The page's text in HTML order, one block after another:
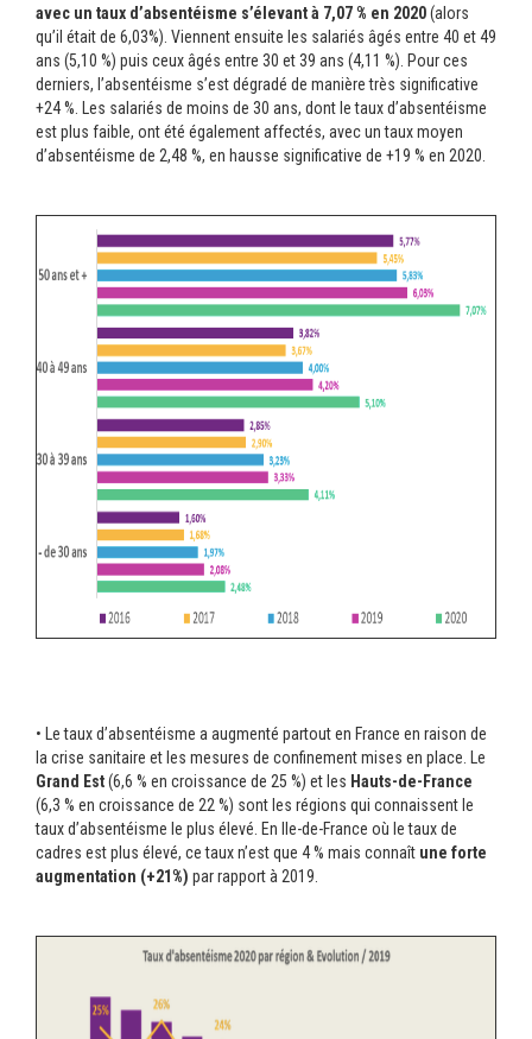
avec un taux d’absentéisme s’élevant à 7,07 % en 2020(alors
qu’il était de 6,03%). Viennent ensuite les salariés âgés entre 40 et 49
ans (5,10 %) puis ceux âgés entre 30 et 39 ans (4,11 %). Pour ces
derniers, l’absentéisme s’est dégradé de manière très significative
+24 %. Les salariés de moins de 30 ans, dont le taux d’absentéisme
est plus faible, ont été également affectés, avec un taux moyen
d’absentéisme de 2,48 %, en hausse significative de +19 % en 2020.
• Le taux d’absentéisme a augmenté partout en France en raison de
la crise sanitaire et les mesures de confinement mises en place. Le
Grand Est(6,6 % en croissance de 25 %) et les Hauts-de-France
(6,3 % en croissance de 22 %) sont les régions qui connaissent le
taux d’absentéisme le plus élevé. En Ile-de-France où le taux de
cadres est plus élevé, ce taux n’est que 4 % mais connaît une forte
augmentation (+21%) par rapport à 2019.